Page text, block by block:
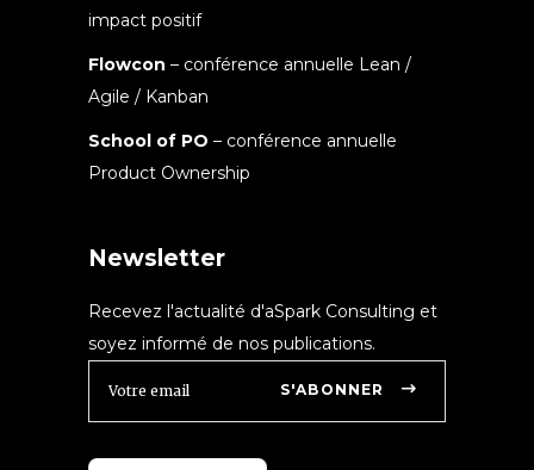
impact positif
Flowcon – conférence annuelle Lean /
Agile / Kanban
School of PO – conférence annuelle
Product Ownership
Newsletter
Recevez l'actualité d'aSpark Consulting et
soyez informé de nos publications.
S'ABONNER